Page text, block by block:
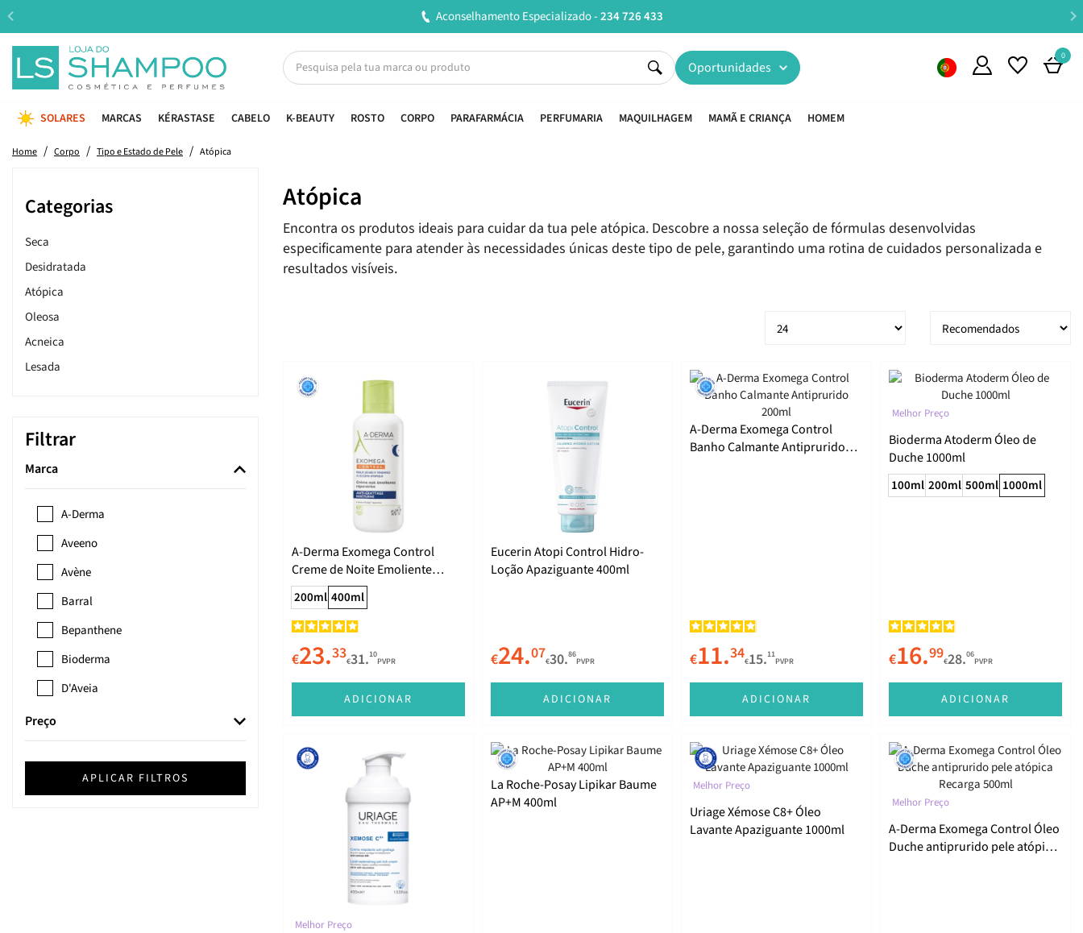
Entregas em 24H úteis.Oferta de portes a partir de €45*
Oportunidades
0
SOLARES MARCAS KÉRASTASE CABELO K-BEAUTY ROSTO CORPO PARAFARMÁCIA PERFUMARIA MAQUILHAGEM MAMÃ E CRIANÇA HOMEM
Home Corpo Tipo e Estado de Pele Atópica
Categorias
Seca
Desidratada
Atópica
Oleosa
Acneica
Lesada
Filtrar
Marca
A-Derma
Aveeno
Avène
Barral
Bepanthene
Bioderma
D'Aveia
Ducray
Eucerin
Preço
APLICAR FILTROS
Atópica
Encontra os produtos ideais para cuidar da tua pele atópica. Descobre a nossa seleção de fórmulas desenvolvidas
especificamente para atender às necessidades únicas deste tipo de pele, garantindo uma rotina de cuidados personalizada e
resultados visíveis.
A-Derma Exomega Control
Creme de Noite Emoliente
Reparador 400ml
200ml 400ml
€23.33€31.10
PVPR
ADICIONAR
Eucerin Atopi Control Hidro-
Loção Apaziguante 400ml
€24.07€30.86
PVPR
ADICIONAR
A-Derma Exomega Control
Banho Calmante Antiprurido
€11.34€15.11
PVPR
ADICIONAR
Melhor Preço
Bioderma Atoderm Óleo de
Duche 1000ml
100ml 200ml 500ml 1000ml
€16.99€28.06
PVPR
ADICIONAR
Melhor Preço
La Roche-Posay Lipikar Baume
AP+M 400ml
Melhor Preço
Uriage Xémose C8+ Óleo
Lavante Apaziguante 1000ml
Melhor Preço
A-Derma Exomega Control Óleo
Duche antiprurido pele atópica